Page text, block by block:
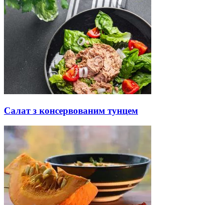
Салат з консервованим тунцем